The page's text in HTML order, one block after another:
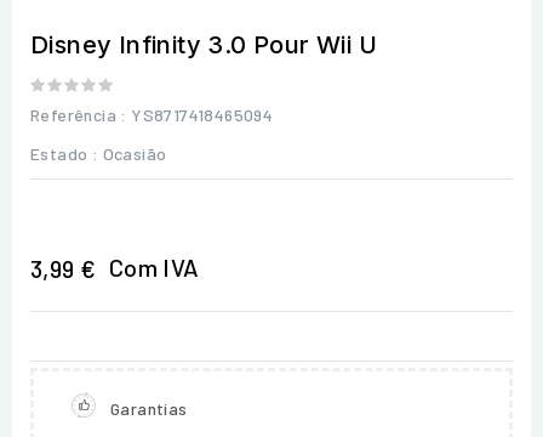
Disney Infinity 3.0 Pour Wii U
Referência : YS8717418465094
Estado : Ocasião
3,99 € Com IVA
Garantias